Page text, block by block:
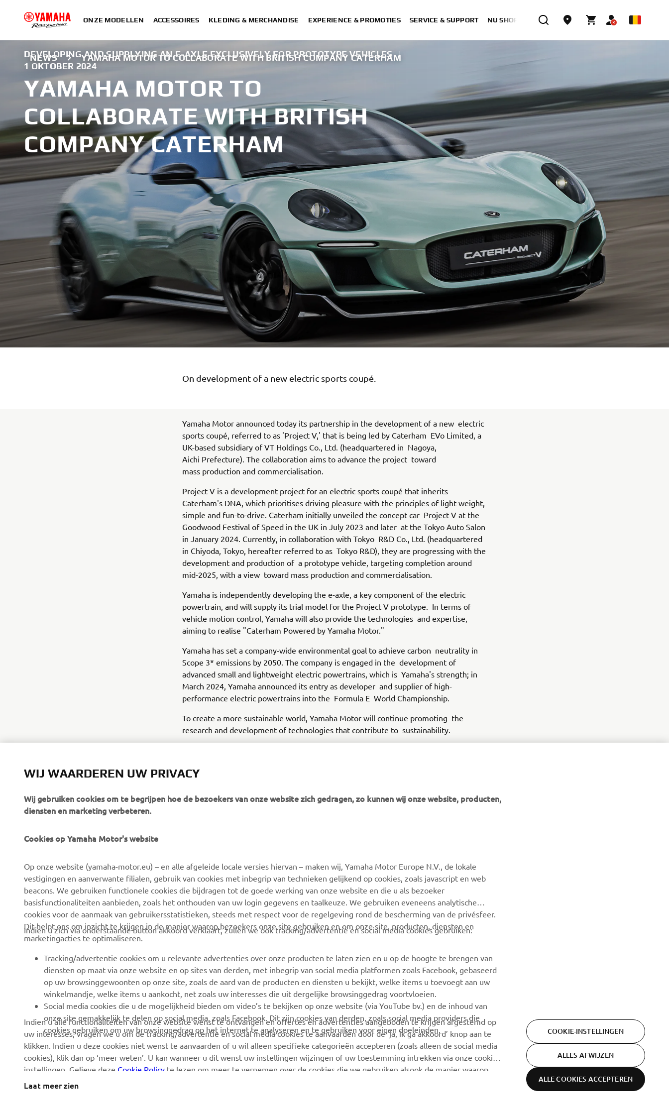
ONZE MODELLEN ACCESSOIRES KLEDING & MERCHANDISE EXPERIENCE & PROMOTIES SERVICE & SUPPORT NU SHOPPEN
NEWS YAMAHA MOTOR TO COLLABORATE WITH BRITISH COMPANY CATERHAM
DEVELOPING AND SUPPLYING AN E-AXLE EXCLUSIVELY FOR PROTOTYPE VEHICLES |
1 OKTOBER 2024
YAMAHA MOTOR TO
COLLABORATE WITH BRITISH
COMPANY CATERHAM
On development of a new electric sports coupé.
Yamaha Motor announced today its partnership in the development of a new electric
sports coupé, referred to as 'Project V,' that is being led by Caterham EVo Limited, a
UK-based subsidiary of VT Holdings Co., Ltd. (headquartered in Nagoya,
Aichi Prefecture). The collaboration aims to advance the project toward
mass production and commercialisation.
Project V is a development project for an electric sports coupé that inherits
Caterham's DNA, which prioritises driving pleasure with the principles of light-weight,
simple and fun-to-drive. Caterham initially unveiled the concept car Project V at the
Goodwood Festival of Speed in the UK in July 2023 and later at the Tokyo Auto Salon
in January 2024. Currently, in collaboration with Tokyo R&D Co., Ltd. (headquartered
in Chiyoda, Tokyo, hereafter referred to as Tokyo R&D), they are progressing with the
development and production of a prototype vehicle, targeting completion around
mid-2025, with a view toward mass production and commercialisation.
Yamaha is independently developing the e-axle, a key component of the electric
powertrain, and will supply its trial model for the Project V prototype. In terms of
vehicle motion control, Yamaha will also provide the technologies and expertise,
aiming to realise "Caterham Powered by Yamaha Motor."
Yamaha has set a company-wide environmental goal to achieve carbon neutrality in
Scope 3* emissions by 2050. The company is engaged in the development of
advanced small and lightweight electric powertrains, which is Yamaha's strength; in
March 2024, Yamaha announced its entry as developer and supplier of high-
performance electric powertrains into the Formula E World Championship.
To create a more sustainable world, Yamaha Motor will continue promoting the
research and development of technologies that contribute to sustainability.
CORPORATE
Over ons
Nieuws
Evenementen
Werken bij Yamaha
Dealer worden
Mensenrechtenbeleid
Basisbeleid inzake
duurzaamheid
Klokkenluiderskanaal
BUSINESS
eBike-systemen
Autoriteiten
Golfterreinen
Eerstehulpverleners
Rijscholen
Robotics
Partnerschappen
Technische informatie
voor onafhankelijke
dealers
Yamalube Safety Data
Sheets
MyYamaha
Yamaha Music
Yamaha Racing
Yamaha Motor Global
Webshop Support
Onderdelen Catalogus
Onderhoudsafspraak
maken
Vind een Yamaha-dealer
Afvalbatterijen
Wees de eerste die meer te weten komt over de nieuwste
deals, speciale evenementen, nieuwe producten en nog veel
meer
Belgium (Dutch) Privacyverklaring
Algemene
voorwaarden
WIJ WAARDEREN UW PRIVACY
Wij gebruiken cookies om te begrijpen hoe de bezoekers van onze website zich gedragen, zo kunnen wij onze website, producten,
diensten en marketing verbeteren.
Cookies op Yamaha Motor's website
Op onze website (yamaha-motor.eu) – en alle afgeleide locale versies hiervan – maken wij, Yamaha Motor Europe N.V., de lokale
vestigingen en aanverwante filialen, gebruik van cookies met inbegrip van technieken gelijkend op cookies, zoals javascript en web
beacons. We gebruiken functionele cookies die bijdragen tot de goede werking van onze website en die u als bezoeker
basisfunctionaliteiten aanbieden, zoals het onthouden van uw login gegevens en taalkeuze. We gebruiken eveneens analytische
cookies voor de aanmaak van gebruikersstatistieken, steeds met respect voor de regelgeving rond de bescherming van de privésfeer.
Dit helpt ons om inzicht te krijgen in de manier waarop bezoekers onze site gebruiken en om onze site, producten, diensten en
marketingacties te optimaliseren.
Indien u zich via onderstaande button akkoord verklaart, zullen we ook tracking/advertentie en social media cookies gebruiken:
Tracking/advertentie cookies om u relevante advertenties over onze producten te laten zien en u op de hoogte te brengen van
diensten op maat via onze website en op sites van derden, met inbegrip van social media platformen zoals Facebook, gebaseerd
op uw browsinggewoonten op onze site, zoals de aard van de producten en diensten u bekijkt, welke items u toevoegt aan uw
winkelmandje, welke items u aankocht, net zoals uw interesses die uit dergelijke browsinggedrag voortvloeien.
Social media cookies die u de mogelijkheid bieden om video’s te bekijken op onze website (via YouTube bv.) en de inhoud van
onze site gemakkelijk te delen op social media, zoals Facebook. Dit zijn cookies van derden, zoals social media providers die
cookies gebruiken om uw browsinggedrag op het internet te analyseren en te gebruiken voor eigen doeleinden.
Indien u alle functionaliteiten van onze website wenst te ontvangen en offertes en advertenties aangeboden te krijgen afgestemd op
uw interesses, vragen we u om de tracking/advertentie en social media cookies te aanvaarden door de ‘ja, ik ga akkoord’ knop aan te
klikken. Indien u deze cookies niet wenst te aanvaarden of u wil alleen specifieke categorieën accepteren (zoals alleen de social media
cookies), klik dan op ‘meer weten’. U kan wanneer u dit wenst uw instellingen wijzingen of uw toestemming intrekken via onze cookie-
instellingen. Gelieve deze Cookie Policy te lezen om meer te vernemen over de cookies die we gebruiken alsook de manier waarop.
Laat meer zien
COOKIE-INSTELLINGEN
ALLES AFWIJZEN
ALLE COOKIES ACCEPTEREN